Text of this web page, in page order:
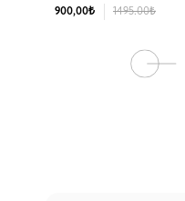
900,00₺ 1495.00₺